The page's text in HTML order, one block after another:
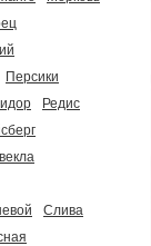
Персики
Редис
Слива